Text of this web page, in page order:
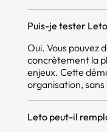
Puis-je tester
Oui. Vous pouvez
concrètement la
enjeux. Cette
organisation,
Leto peut-il